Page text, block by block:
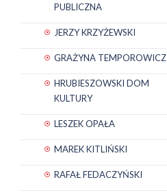
PUBLICZNA
JERZY KRZYŻEWSKI
GRAŻYNA TEMPOROWICZ
HRUBIESZOWSKI DOM
KULTURY
LESZEK OPAŁA
MAREK KITLIŃSKI
RAFAŁ FEDACZYŃSKI